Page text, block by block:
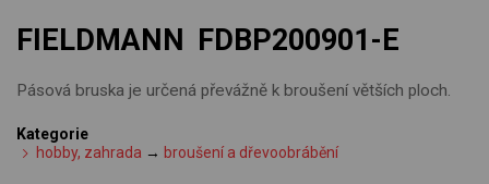
FIELDMANN FDBP200901-E
Pásová bruska je určená převážně k broušení větších ploch.
Kategorie
hobby, zahrada → broušení a dřevoobrábění